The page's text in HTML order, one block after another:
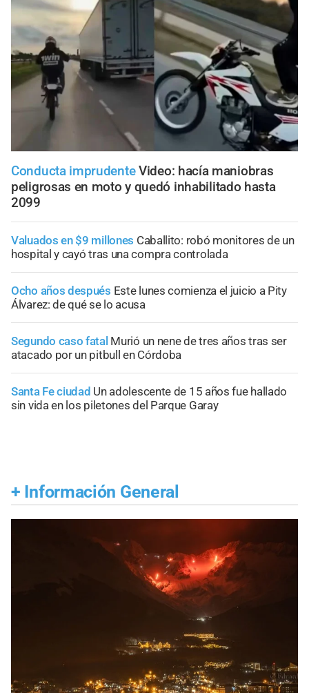
Conducta imprudenteVideo: hacía maniobras
peligrosas en moto y quedó inhabilitado hasta
2099
Valuados en $9 millones Caballito: robó monitores de un
hospital y cayó tras una compra controlada
Ocho años después Este lunes comienza el juicio a Pity
Álvarez: de qué se lo acusa
Segundo caso fatal Murió un nene de tres años tras ser
atacado por un pitbull en Córdoba
Santa Fe ciudad Un adolescente de 15 años fue hallado
sin vida en los piletones del Parque Garay
+ Información General